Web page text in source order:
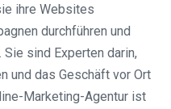
ihre Websites
durchführen und
sind Experten darin,
und das Geschäft vor Ort
Marketing-Agentur ist